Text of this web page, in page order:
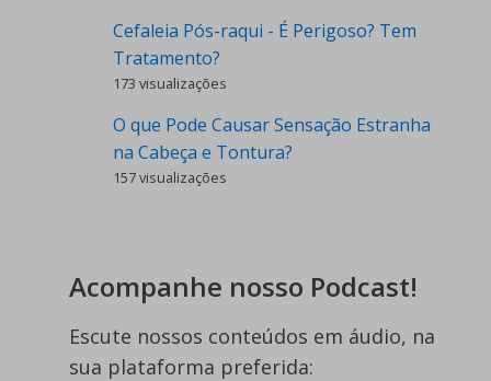
Cefaleia Pós-raqui - É Perigoso? Tem
Tratamento?
173 visualizações
O que Pode Causar Sensação Estranha
na Cabeça e Tontura?
157 visualizações
Acompanhe nosso Podcast!
Escute nossos conteúdos em áudio, na
sua plataforma preferida: